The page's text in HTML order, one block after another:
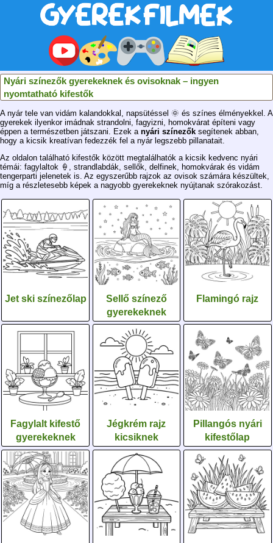
Nyári színezők gyerekeknek és ovisoknak – ingyen
nyomtatható kifestők
A nyár tele van vidám kalandokkal, napsütéssel 🌞 és színes élményekkel. A
gyerekek ilyenkor imádnak strandolni, fagyizni, homokvárat építeni vagy
éppen a természetben játszani. Ezek a nyári színezők segítenek abban,
hogy a kicsik kreatívan fedezzék fel a nyár legszebb pillanatait.
Az oldalon található kifestők között megtalálhatók a kicsik kedvenc nyári
témái: fagylaltok 🍦, strandlabdák, sellők, delfinek, homokvárak és vidám
tengerparti jelenetek is. Az egyszerűbb rajzok az ovisok számára készültek,
míg a részletesebb képek a nagyobb gyerekeknek nyújtanak szórakozást.
Jet ski színezőlap
Sellő színező
gyerekeknek
Flamingó rajz
Fagylalt kifestő
gyerekeknek
Jégkrém rajz
kicsiknek
Pillangós nyári
kifestőlap